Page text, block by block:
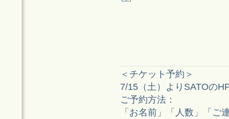
＜チケット予約＞
7/15（土）よりSATOの
ご予約方法：
「お名前」「人数」「ご